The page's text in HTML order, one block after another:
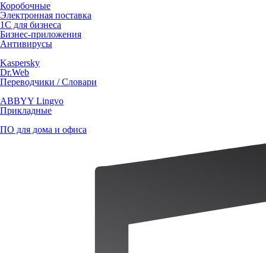
Коробочные
Электронная поставка
1С для бизнеса
Бизнес-приложения
Антивирусы
Kaspersky
Dr.Web
Переводчики / Словари
ABBYY Lingvo
Прикладные
ПО для дома и офиса